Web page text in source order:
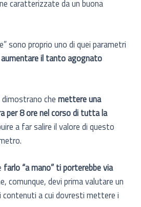
caratterizzate da un buona
sono proprio uno di quei parametri
il tanto agognato
chemettere una
per 8 ore nel corso di tutta la
a far salire il valore di questo
farlo “a mano” ti porterebbe via
comunque, devi prima valutare un
contenuti a cui dovresti mettere i